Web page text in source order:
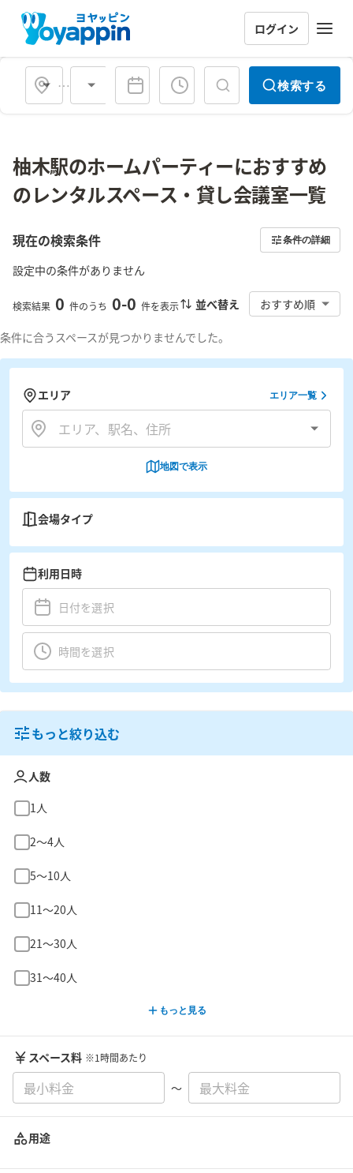
ログイン
会場タイプ 検索する
柚木駅のホームパーティーにおすすめ
のレンタルスペース・貸し会議室一覧
現在の検索条件 条件の詳細
設定中の条件がありません
検索結果 0 件のうち 0-0 件を表示 並べ替え おすすめ順
条件に合うスペースが見つかりませんでした。
エリア エリア一覧
地図で表示
会場タイプ
利用日時
もっと絞り込む
人数
1人
2〜4人
5〜10人
11〜20人
21〜30人
31〜40人
もっと見る
スペース料 ※1時間あたり
〜
用途